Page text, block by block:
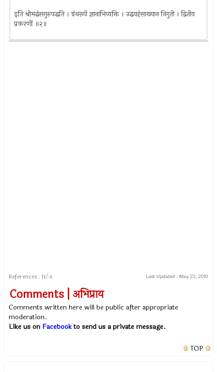
इति श्रीमद्धंसगुरुपद्धति । ग्रंथरूपें ज्ञानाभिव्यक्ति । उद्धवहंसाख्यान निगुती । द्वितीय
प्रकरणीं ॥२॥
References : N/A Last Updated : May 22, 2010
Comments | अभिप्राय
Comments written here will be public after appropriate
moderation.
Like us on Facebookto send us a private message.
TOP